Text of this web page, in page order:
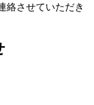
絡させていただき